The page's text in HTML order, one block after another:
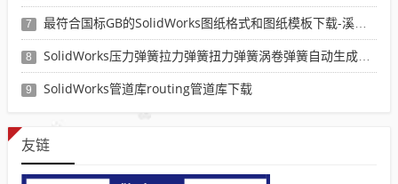
7 最符合国标GB的SolidWorks图纸格式和图纸模板下载-溪风专用版
8 SolidWorks压力弹簧拉力弹簧扭力弹簧涡卷弹簧自动生成宏程序下载
9 SolidWorks管道库routing管道库下载
友链